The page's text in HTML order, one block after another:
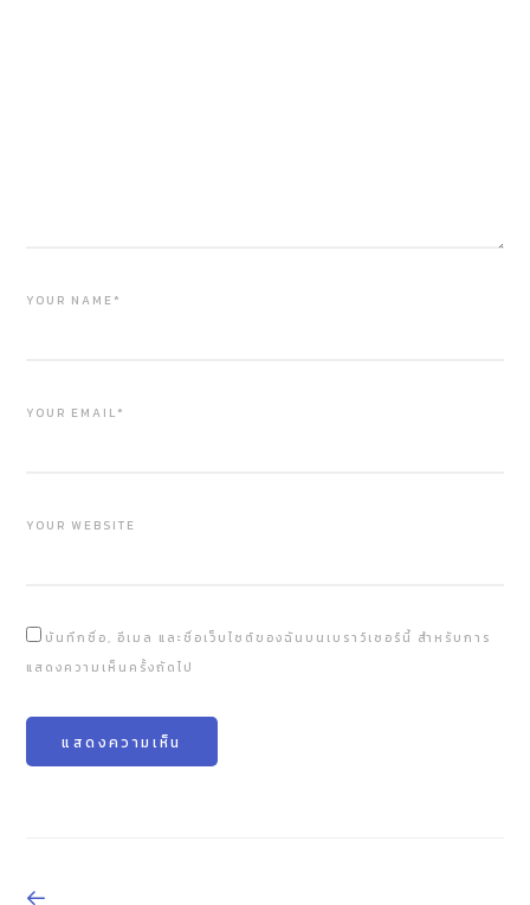
YOUR NAME*
YOUR EMAIL*
YOUR WEBSITE
บันทึกชื่อ, อีเมล และชื่อเว็บไซต์ของฉันบนเบราว์เซอร์นี้ สำหรับการ
แสดงความเห็นครั้งถัดไป